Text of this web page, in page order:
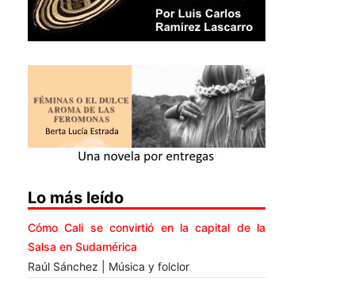
Lo más leído
Cómo Cali se convirtió en la capital de la
Salsa en Sudamérica
Raúl Sánchez | Música y folclor